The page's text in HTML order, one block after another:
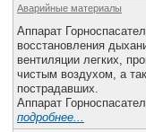
Аварийные материалы
Аппарат
восстановления
вентиляции легких,
чистым воздухом, а
пострадавших.
Аппарат
подробнее...